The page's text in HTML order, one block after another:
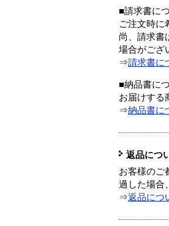
■請求書に
ご注文時に
尚、請求書
場合がござ
⇒請求書に
■納品書に
お届けする
⇒納品書に
返品につ
お客様のご
過した場合
⇒返品につ